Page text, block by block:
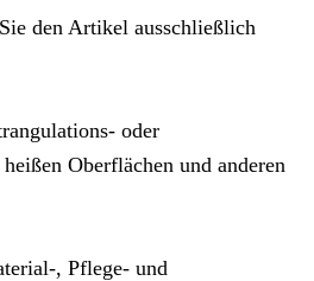
den Artikel ausschließlich
oder
Oberflächen und anderen
, Pflege- und